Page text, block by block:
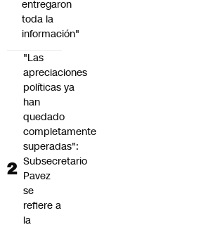
entregaron
toda la
información"
"Las
apreciaciones
políticas ya
han
quedado
completamente
superadas":
Subsecretario
Pavez
se
refiere a
la